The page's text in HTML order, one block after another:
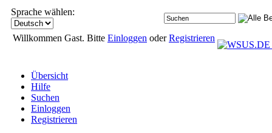
Sprache wählen:
Willkommen Gast. Bitte Einloggen oderRegistrieren
Übersicht
Hilfe
Suchen
Einloggen
Registrieren